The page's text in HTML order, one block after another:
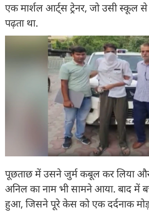
एक मार्शल आर्ट्स ट्रेनर, जो उसी स्कूल
पढ़ता था.
पूछताछ में उसने जुर्म कबूल कर लिया
अनिल का नाम भी सामने आया. बाद में
हुआ, जिसने पूरे केस को एक दर्दनाक